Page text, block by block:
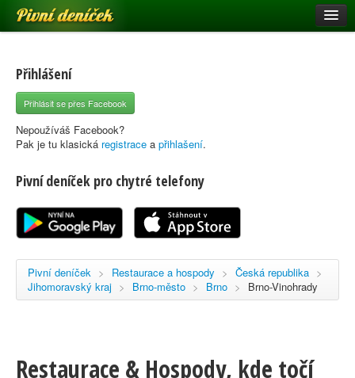
Pivní deníček
Pivní mapa
Pivní značky
Nápověda
Registrace
Přihlášení
Přihlásit se přes Facebook
Nepoužíváš Facebook?
Pak je tu klasická registrace a přihlašení.
Pivní deníček pro chytré telefony
Pivní deníček > Restaurace a hospody > Česká republika >
Jihomoravský kraj > Brno-město > Brno > Brno-Vinohrady
Restaurace & Hospody, kde točí